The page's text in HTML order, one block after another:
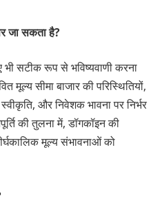
जा सकता है?
भी सटीक रूप से भविष्यवाणी करना
मूल्य सीमा बाजार की परिस्थितियों,
और निवेशक भावना पर निर्भर
की तुलना में, डॉगकॉइन की
मूल्य संभावनाओं को